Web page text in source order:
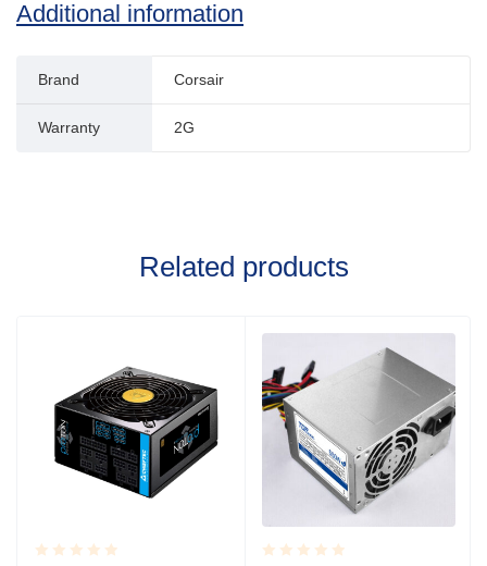
Additional information
Brand Corsair
Warranty 2G
Related products